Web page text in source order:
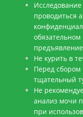
проводиться
Не курить в
Перед сбором
тщательный
Не
анализ мочи
при